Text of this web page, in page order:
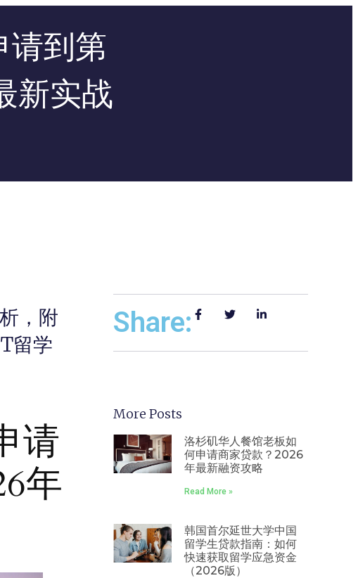
请到第
新实战
，附
留学
请
年
Share:
More Posts
洛杉矶华人餐馆老板如
何申请商家贷款？2026
年最新融资攻略
Read More »
韩国首尔延世大学中国
留学生贷款指南：如何
快速获取留学应急资金
（2026版）